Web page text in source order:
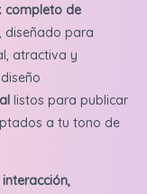
completo de
, diseñado para
atractiva y
listos para publicar
a tu tono de
interacción,